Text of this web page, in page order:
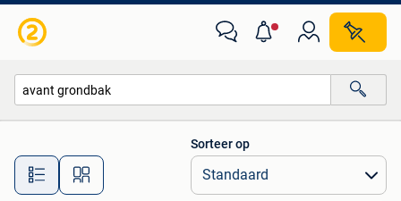
Alle afstanden…
Sorteer op